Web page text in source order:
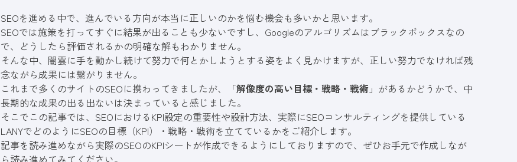
SEOを進める中で、進んでいる方向が本当に正しいのかを悩む機会も多いかと思います。
SEOでは施策を打ってすぐに結果が出ることも少ないですし、Googleのアルゴリズムはブラックボックスなの
で、どうしたら評価されるかの明確な解もわかりません。
そんな中、闇雲に手を動かし続けて努力で何とかしようとする姿をよく見かけますが、正しい努力でなければ残
念ながら成果には繋がりません。
これまで多くのサイトのSEOに携わってきましたが、「解像度の高い目標・戦略・戦術 」があるかどうかで、中
長期的な成果の出る出ないは決まっていると感じました。
そこでこの記事では、SEOにおけるKPI設定の重要性や設計方法、実際にSEOコンサルティングを提供している
LANYでどのようにSEOの目標（KPI）・戦略・戦術を立てているかをご紹介します。
記事を読み進めながら実際のSEOのKPIシートが作成できるようにしておりますので、ぜひお手元で作成しなが
ら読み進めてみてください。